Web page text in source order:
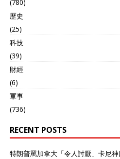
(780)
歷史
(25)
科技
(39)
財經
(6)
軍事
(736)
RECENT POSTS
特朗普罵加拿大「令人討厭」卡尼